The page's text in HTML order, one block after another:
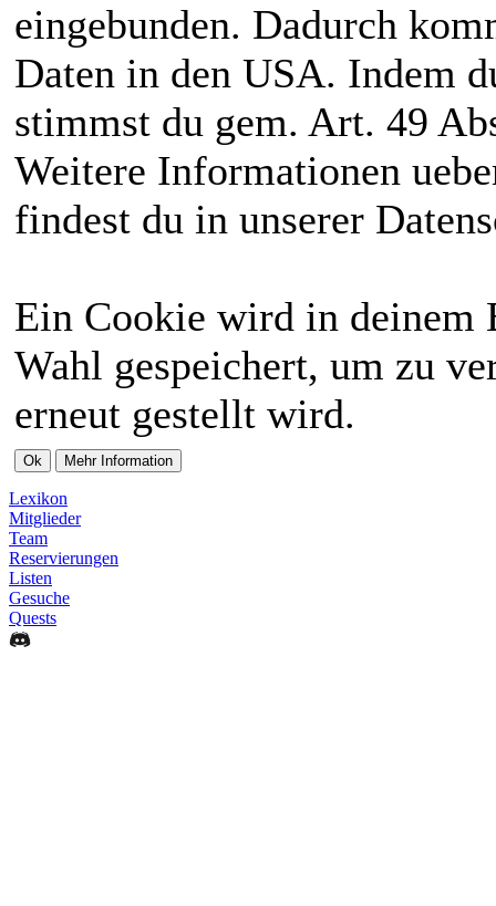
eingebunden. Dadurch
Daten in den USA. Indem
stimmst du gem. Art. 49
Weitere Informationen
findest du in unserer
Ein Cookie wird in deinem
Wahl gespeichert, um zu
erneut gestellt wird.
Lexikon
Mitglieder
Team
Reservierungen
Listen
Gesuche
Quests